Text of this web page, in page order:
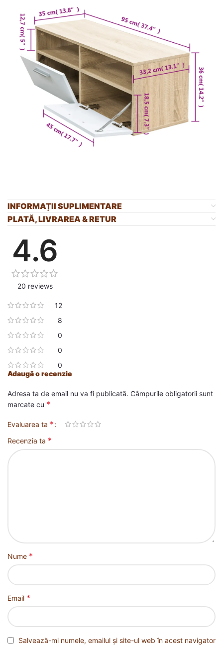
INFORMAȚII SUPLIMENTARE
PLATĂ, LIVRAREA & RETUR
4.6
20 reviews
12
8
0
0
0
Adaugă o recenzie
Adresa ta de email nu va fi publicată. Câmpurile obligatorii sunt
marcate cu *
Evaluarea ta *
Recenzia ta *
Nume *
Email *
Salvează-mi numele, emailul și site-ul web în acest navigator